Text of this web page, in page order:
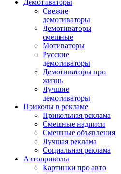
Демотиваторы
Свежие
демотиваторы
Демотиваторы
смешные
Мотиваторы
Русские
демотиваторы
Демотиваторы про
жизнь
Лучшие
демотиваторы
Приколы в рекламе
Прикольная реклама
Смешные надписи
Смешные объявления
Лучшая реклама
Социальная реклама
Автоприколы
Картинки про авто